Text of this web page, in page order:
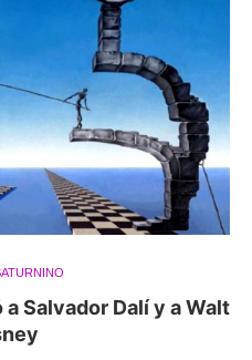
Salvador Dalí y a Walt